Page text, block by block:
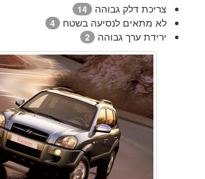
צריכת דלק גבוהה 14
לא מתאים לנסיעה בשטח 4
ירידת ערך גבוהה 2